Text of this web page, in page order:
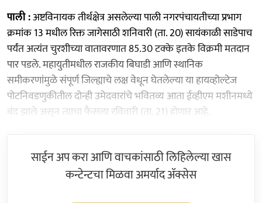
पाली :अष्टविनायक तीर्थक्षेत्र असलेल्या पाली नगरपंचायतीच्या प्रभाग
क्रमांक 13 मधील रिक्त जागेसाठी शनिवारी (ता. 20) सायंकाळी साडेपाच
पर्यंत अत्यंत चुरशीच्या वातावरणात 85.30 टक्के इतके विक्रमी मतदान
पार पडले. महायुतीमधील राजकीय बिघाडी आणि स्थानिक
समीकरणांमुळे संपूर्ण जिल्ह्याचे लक्ष वेधून घेतलेल्या या हायव्होल्टेज
पोटनिवडणुकीतील दोन्ही उमेदवारांचे भवितव्य आता ईव्हीएम मशीनमध्ये
बंद झाले असून त्याचा फैसला रविवारी (ता. 21) होणार आहे.
साईन अप करा आणि वाचकांसाठी लिहिलेल्या खास
कन्टेन्टचा मिळवा अमर्याद ॲक्सेस